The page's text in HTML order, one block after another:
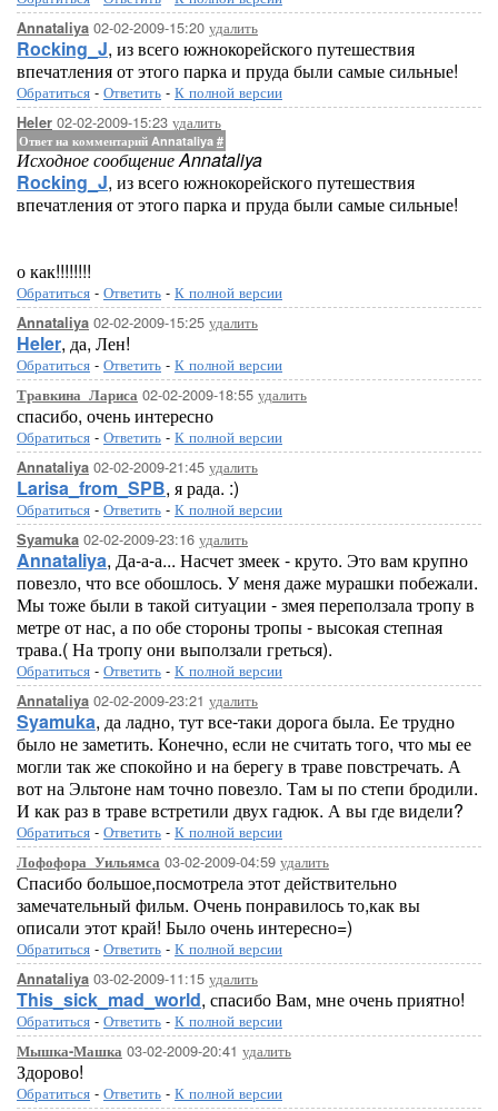
Annataliya 02-02-2009-15:20 удалить
Rocking_J, из всего южнокорейского путешествия
впечатления от этого парка и пруда были самые сильные!
Обратиться - Ответить - К полной версии
Heler 02-02-2009-15:23 удалить
Ответ на комментарий Annataliya #
Исходное сообщение Annataliya
Rocking_J, из всего южнокорейского путешествия
впечатления от этого парка и пруда были самые сильные!
о как!!!!!!!!
Обратиться - Ответить - К полной версии
Annataliya 02-02-2009-15:25 удалить
Heler, да, Лен!
Обратиться - Ответить - К полной версии
Травкина_Лариса 02-02-2009-18:55 удалить
спасибо, очень интересно
Обратиться - Ответить - К полной версии
Annataliya 02-02-2009-21:45 удалить
Larisa_from_SPB, я рада. :)
Обратиться - Ответить - К полной версии
Syamuka 02-02-2009-23:16 удалить
Annataliya, Да-а-а... Насчет змеек - круто. Это вам крупно
повезло, что все обошлось. У меня даже мурашки побежали.
Мы тоже были в такой ситуации - змея переползала тропу в
метре от нас, а по обе стороны тропы - высокая степная
трава.( На тропу они выползали греться).
Обратиться - Ответить - К полной версии
Annataliya 02-02-2009-23:21 удалить
Syamuka, да ладно, тут все-таки дорога была. Ее трудно
было не заметить. Конечно, если не считать того, что мы ее
могли так же спокойно и на берегу в траве повстречать. А
вот на Эльтоне нам точно повезло. Там ы по степи бродили.
И как раз в траве встретили двух гадюк. А вы где видели?
Обратиться - Ответить - К полной версии
Лофофора_Уильямса 03-02-2009-04:59 удалить
Спасибо большое,посмотрела этот действительно
замечательный фильм. Очень понравилось то,как вы
описали этот край! Было очень интересно=)
Обратиться - Ответить - К полной версии
Annataliya 03-02-2009-11:15 удалить
This_sick_mad_world, спасибо Вам, мне очень приятно!
Обратиться - Ответить - К полной версии
Мышка-Машка 03-02-2009-20:41 удалить
Здорово!
Обратиться - Ответить - К полной версии